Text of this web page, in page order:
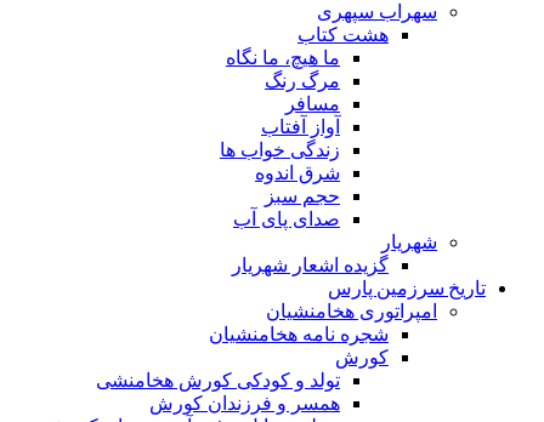
سهراب سپهری
هشت کتاب
ما هیچ، ما نگاه
مرگ رنگ
مسافر
آواز آفتاب
زندگی خواب ها
شرق اندوه
حجم سبز
صدای پای آب
شهریار
گزیده اشعار شهریار
تاریخ سرزمین پارس
امپراتوری هخامنشیان
شجره نامه هخامنشیان
کورش
تولد و کودکی کورش هخامنشی
همسر و فرزندان کورش